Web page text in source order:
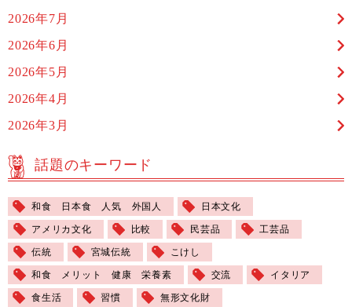
2026年7月
2026年6月
2026年5月
2026年4月
2026年3月
話題のキーワード
和食 日本食 人気 外国人 日本文化
アメリカ文化 比較 民芸品 工芸品
伝統 宮城伝統 こけし
和食 メリット 健康 栄養素 交流 イタリア
食生活 習慣 無形文化財